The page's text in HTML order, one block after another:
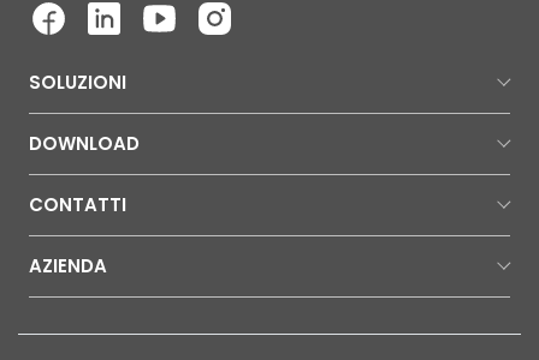
SOLUZIONI
DOWNLOAD
CONTATTI
AZIENDA